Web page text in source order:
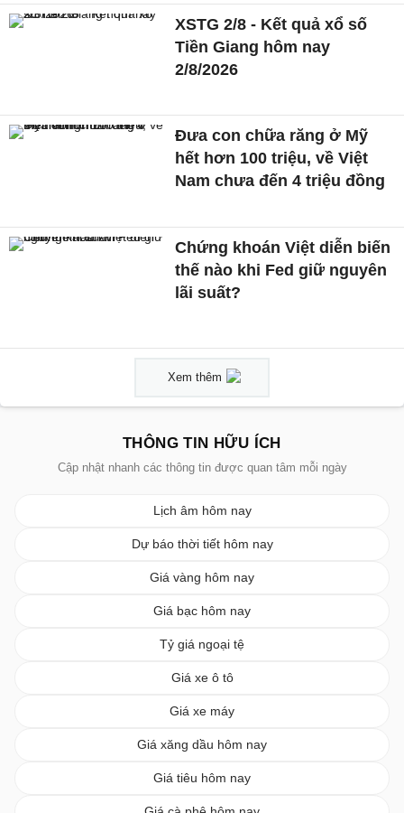
XSTG 2/8 - Kết quả xổ số
Tiền Giang hôm nay
2/8/2026
Đưa con chữa răng ở Mỹ
hết hơn 100 triệu, về Việt
Nam chưa đến 4 triệu đồng
Chứng khoán Việt diễn biến
thế nào khi Fed giữ nguyên
lãi suất?
Xem thêm
THÔNG TIN HỮU ÍCH
Cập nhật nhanh các thông tin được quan tâm mỗi ngày
Lịch âm hôm nay
Dự báo thời tiết hôm nay
Giá vàng hôm nay
Giá bạc hôm nay
Tỷ giá ngoại tệ
Giá xe ô tô
Giá xe máy
Giá xăng dầu hôm nay
Giá tiêu hôm nay